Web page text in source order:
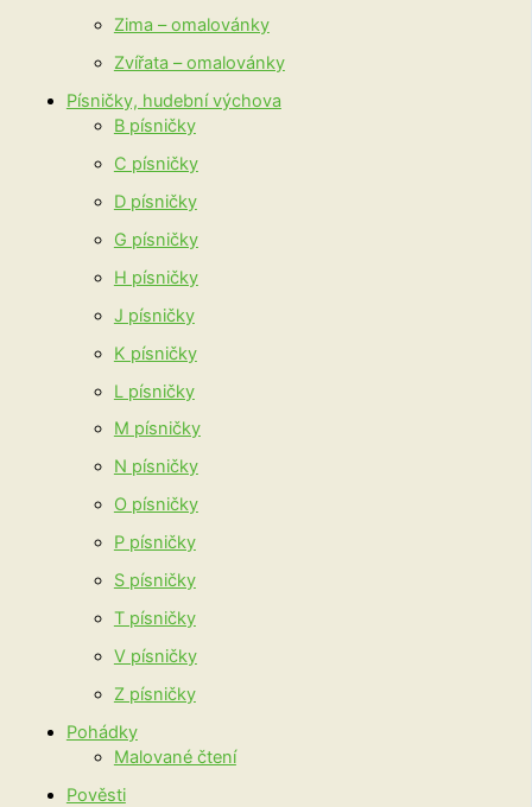
Zima – omalovánky
Zvířata – omalovánky
Písničky, hudební výchova
B písničky
C písničky
D písničky
G písničky
H písničky
J písničky
K písničky
L písničky
M písničky
N písničky
O písničky
P písničky
S písničky
T písničky
V písničky
Z písničky
Pohádky
Malované čtení
Pověsti